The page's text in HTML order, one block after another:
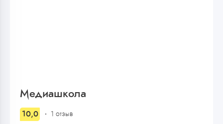
Медиашкола
10,0 1 отзыв